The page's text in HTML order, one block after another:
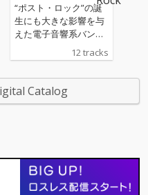
“ポスト・ロック”の誕
生にも大きな影響を与
えた電子音響系バンド
のパイオニア、シー フ
ィールが、90年代半ば
ex〉からリリースされ
た音源を再発！『Succ
イトルを同時リリー
ス！
12 tracks
Catalog